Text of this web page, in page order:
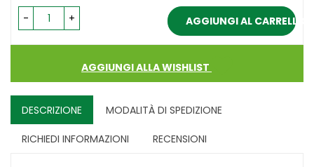
- + AGGIUNGI AL CARRELLO
AGGIUNGI ALLA WISHLIST
DESCRIZIONE MODALITÀ DI SPEDIZIONE
RICHIEDI INFORMAZIONI RECENSIONI